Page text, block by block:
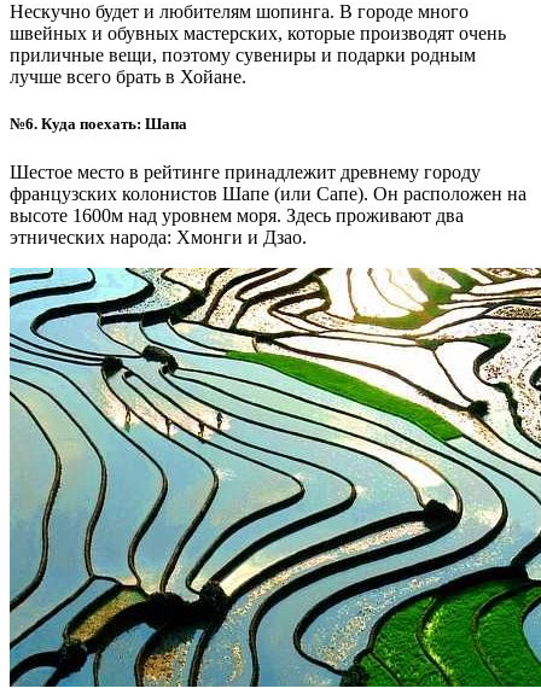
Нескучно будет и любителям шопинга. В городе много
швейных и обувных мастерских, которые производят очень
приличные вещи, поэтому сувениры и подарки родным
лучше всего брать в Хойане.
№6. Куда поехать: Шапа
Шестое место в рейтинге принадлежит древнему городу
французских колонистов Шапе (или Сапе). Он расположен на
высоте 1600м над уровнем моря. Здесь проживают два
этнических народа: Хмонги и Дзао.